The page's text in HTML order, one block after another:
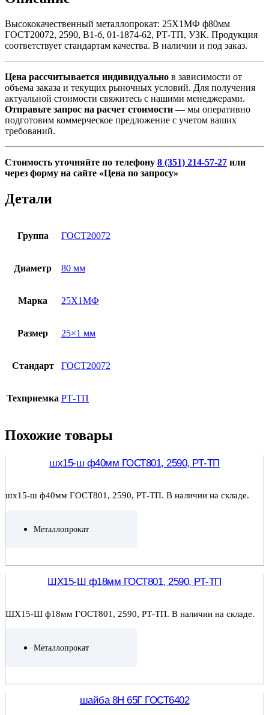
б,
1874-
62,
РТ-
Высококачественный металлопрокат: 25Х1МФ ф80мм
ГОСТ20072, 2590, В1-б, 01-1874-62, РТ-ТП, УЗК. Продукция
соответствует стандартам качества. В наличии и под заказ.
Цена рассчитывается индивидуально в зависимости от
объема заказа и текущих рыночных условий. Для получения
актуальной стоимости свяжитесь с нашими менеджерами.
Отправьте запрос на расчет стоимости — мы оперативно
подготовим коммерческое предложение с учетом ваших
требований.
Стоимость уточняйте по телефону 8 (351) 214-57-27 или
через форму на сайте «Цена по запросу»
Детали
Группа ГОСТ20072
Диаметр 80 мм
Марка 25Х1МФ
Размер 25×1 мм
Стандарт ГОСТ20072
Техприемка РТ-ТП
Похожие товары
шх15-ш ф40мм ГОСТ801, 2590, РТ-ТП
шх15-ш ф40мм ГОСТ801, 2590, РТ-ТП. В наличии на складе.
Металлопрокат
ШХ15-Ш ф18мм ГОСТ801, 2590, РТ-ТП
ШХ15-Ш ф18мм ГОСТ801, 2590, РТ-ТП. В наличии на складе.
Металлопрокат
шайба 8Н 65Г ГОСТ6402